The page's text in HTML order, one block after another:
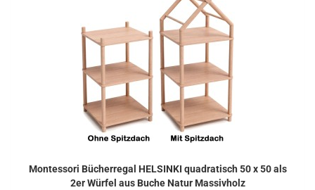
Montessori Bücherregal HELSINKI quadratisch 50 x 50 als
2er Würfel aus Buche Natur Massivholz